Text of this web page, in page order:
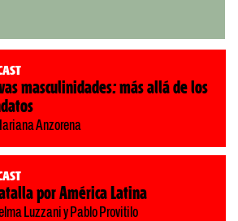
masculinidades: más allá de los
Anzorena
por América Latina
Luzzani y Pablo Provitilo